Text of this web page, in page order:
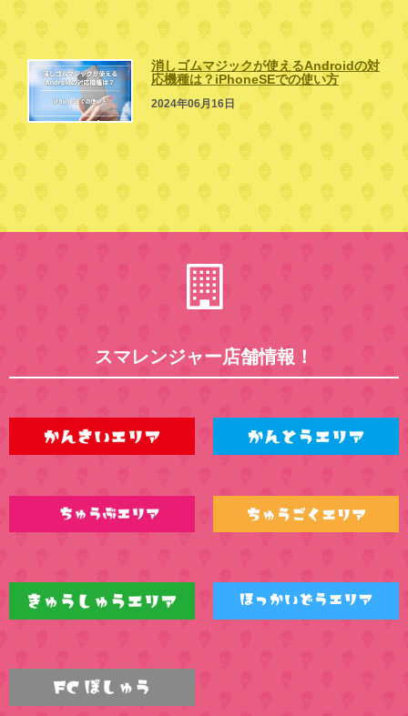
消しゴムマジックが使えるAndroidの対
応機種は？iPhoneSEでの使い方
2024年06月16日
スマレンジャー店舗情報！